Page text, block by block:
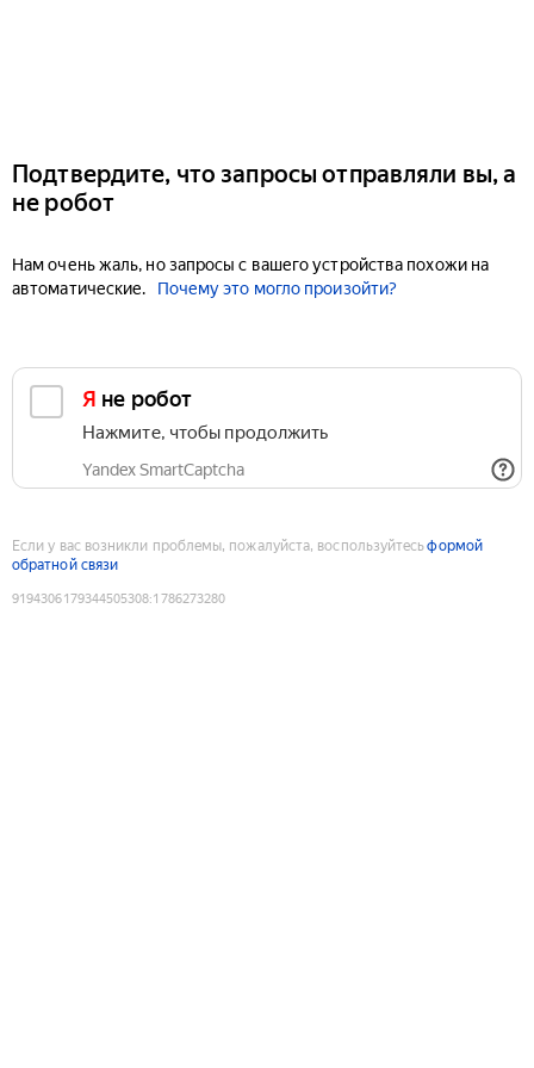
Подтвердите, что запросы отправляли вы, а
не робот
Нам очень жаль, но запросы с вашего устройства похожи на
автоматические.
Почему это могло произойти?
Я не робот
Нажмите, чтобы продолжить
Yandex SmartCaptcha
Если у вас возникли проблемы, пожалуйста, воспользуйтесьформой
обратной связи
9194306179344505308:1786273280